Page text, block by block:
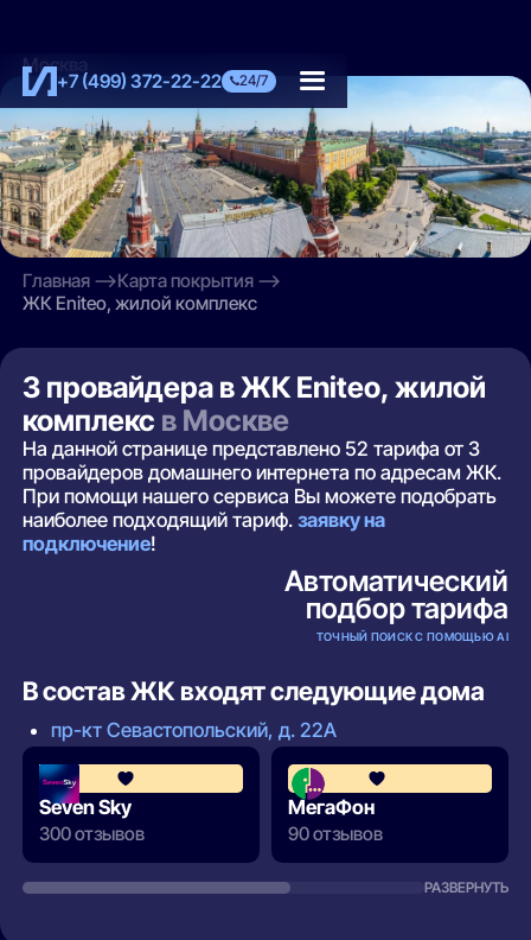
+7 (499) 372-22-22 24/7
Москва
Главная
Карта покрытия
ЖК Eniteo, жилой комплекс
3 провайдера в ЖК Eniteo, жилой
комплекс в Москве
На данной странице представлено 52 тарифа от 3
провайдеров домашнего интернета по адресам ЖК.
При помощи нашего сервиса Вы можете подобрать
наиболее подходящий тариф.заявку на
подключение!
Автоматический
подбор тарифа
ТОЧНЫЙ ПОИСК С ПОМОЩЬЮ AI
В состав ЖК входят следующие дома
пр-кт Севастопольский, д. 22А
4.4
Seven Sky
300 отзывов
МегаФон
90 отзывов
РАЗВЕРНУТЬ